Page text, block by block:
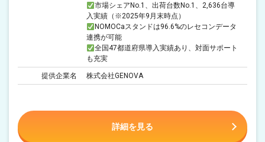
市場シェアNo.1、出荷台数No.1、2,636台導
入実績（※2025年9月末時点）
NOMOCaスタンドは96.6%のレセコンデータ
連携が可能
全国47都道府県導入実績あり、対面サポート
も充実
提供企業名 株式会社GENOVA
詳細を見る